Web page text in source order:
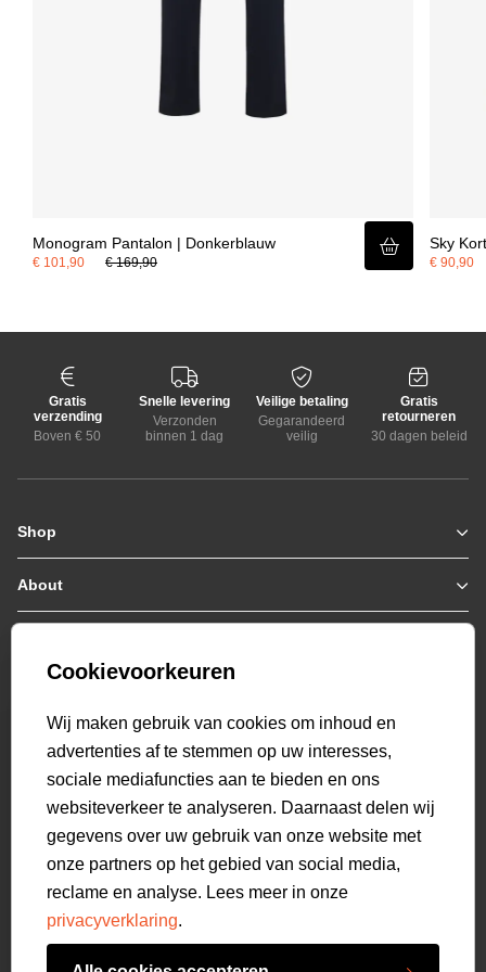
Monogram Pantalon | Donkerblauw
€ 101,90 € 169,90
Sky
€ 90,90
Gratis
verzending
Boven € 50
Snelle levering
Verzonden
binnen 1 dag
Veilige betaling
Gegarandeerd
veilig
Gratis
retourneren
30 dagen beleid
Shop
Zomerjassen
Jassen / Coats
Colberts
Hoodies
Polo's
T-shirts
Overshirts
Overhemden
Sweatpants
Broeken
Short sweatpants
Shorts
Schoenen
About
Who we are
Genti X PSV
Bestellen & Betalen
Retourneren
Veelgestelde vragen
Mijn Account
beoordelingen
Cookievoorkeuren
Wij maken gebruik van cookies om inhoud en
advertenties af te stemmen op uw interesses,
sociale mediafuncties aan te bieden en ons
websiteverkeer te analyseren. Daarnaast delen wij
gegevens over uw gebruik van onze website met
onze partners op het gebied van social media,
reclame en analyse. Lees meer in onze
privacyverklaring.